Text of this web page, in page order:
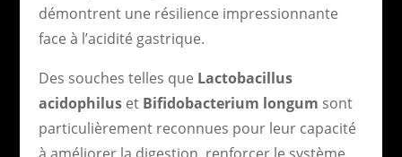
démontrent une résilience impressionnante
face à l’acidité gastrique.
Des souches telles que Lactobacillus
acidophiluset Bifidobacterium longum sont
particulièrement reconnues pour leur capacité